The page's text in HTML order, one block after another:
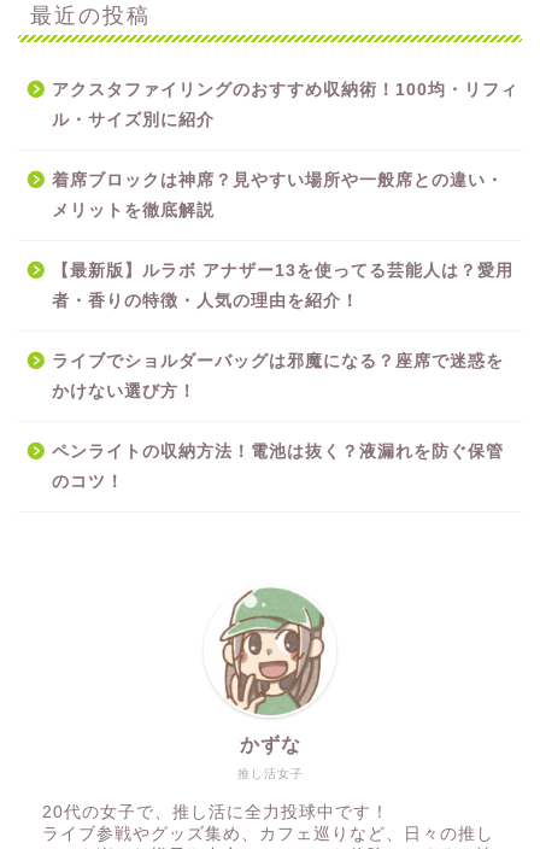
最近の投稿
アクスタファイリングのおすすめ収納術！100均・リフィ
ル・サイズ別に紹介
着席ブロックは神席？見やすい場所や一般席との違い・
メリットを徹底解説
【最新版】ルラボ アナザー13を使ってる芸能人は？愛用
者・香りの特徴・人気の理由を紹介！
ライブでショルダーバッグは邪魔になる？座席で迷惑を
かけない選び方！
ペンライトの収納方法！電池は抜く？液漏れを防ぐ保管
のコツ！
推し活女子
かずな
20代の女子で、推し活に全力投球中です！
ライブ参戦やグッズ集め、カフェ巡りなど、日々の推し